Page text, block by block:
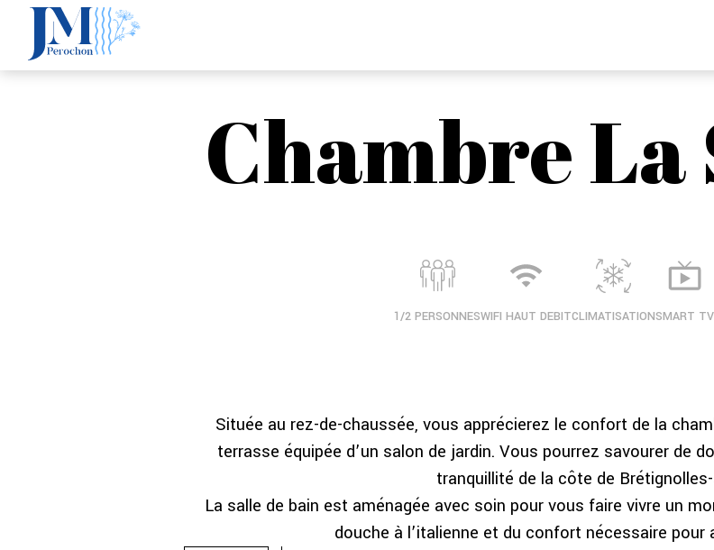
Chambre La
1/2 PERSONNESWIFI HAUT DEBITCLIMATISATIONSMART TV
Située au rez-de-chaussée, vous apprécierez le confort de la
terrasse équipée d’un salon de jardin. Vous pourrez savourer de
tranquillité de la côte de
La salle de bain est aménagée avec soin pour vous faire vivre un
douche à l’italienne et du confort nécessaire pour